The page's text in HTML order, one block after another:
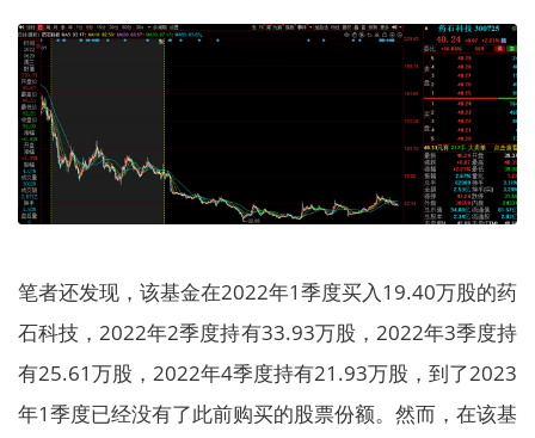
笔者还发现，该基金在2022年1季度买入19.40万股的药
石科技，2022年2季度持有33.93万股，2022年3季度持
有25.61万股，2022年4季度持有21.93万股，到了2023
年1季度已经没有了此前购买的股票份额。然而，在该基